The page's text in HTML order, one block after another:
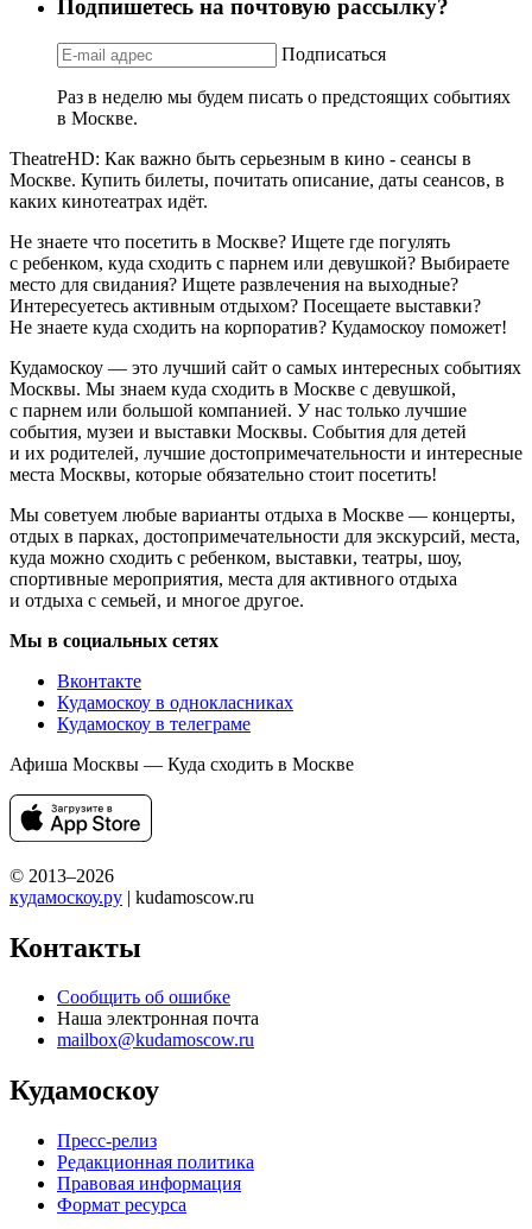
Подпишетесь на почтовую рассылку?
Подписаться
Раз в неделю мы будем писать о предстоящих событиях
в Москве.
TheatreHD: Как важно быть серьезным в кино - сеансы в
Москве. Купить билеты, почитать описание, даты сеансов, в
каких кинотеатрах идёт.
Не знаете что посетить в Москве? Ищете где погулять
с ребенком, куда сходить с парнем или девушкой? Выбираете
место для свидания? Ищете развлечения на выходные?
Интересуетесь активным отдыхом? Посещаете выставки?
Не знаете куда сходить на корпоратив? Кудамоскоу поможет!
Кудамоскоу — это лучший сайт о самых интересных событиях
Москвы. Мы знаем куда сходить в Москве с девушкой,
с парнем или большой компанией. У нас только лучшие
события, музеи и выставки Москвы. События для детей
и их родителей, лучшие достопримечательности и интересные
места Москвы, которые обязательно стоит посетить!
Мы советуем любые варианты отдыха в Москве — концерты,
отдых в парках, достопримечательности для экскурсий, места,
куда можно сходить с ребенком, выставки, театры, шоу,
спортивные мероприятия, места для активного отдыха
и отдыха с семьей, и многое другое.
Мы в социальных сетях
Вконтакте
Кудамоскоу в однокласниках
Кудамоскоу в телеграме
Афиша Москвы — Куда сходить в Москве
© 2013–2026
кудамоскоу.ру | kudamoscow.ru
Контакты
Сообщить об ошибке
Наша электронная почта
mailbox@kudamoscow.ru
Кудамоскоу
Пресс-релиз
Редакционная политика
Правовая информация
Формат ресурса